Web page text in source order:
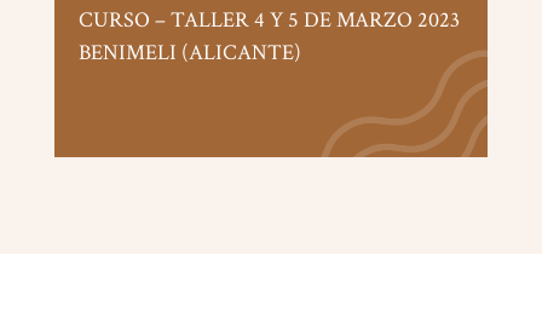
CURSO – TALLER 4 Y 5 DE MARZO 2023
BENIMELI (ALICANTE)